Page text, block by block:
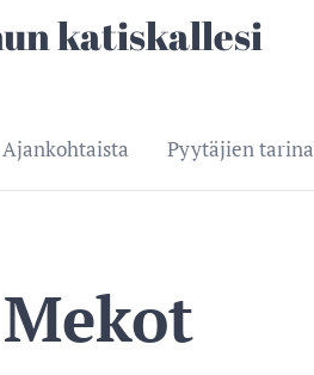
katiskallesi
Ajankohtaista Pyytäjien tarina
Mekot